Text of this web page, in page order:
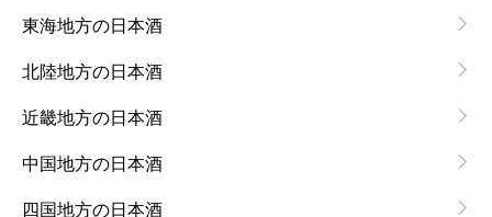
東海地方の日本酒
北陸地方の日本酒
近畿地方の日本酒
中国地方の日本酒
四国地方の日本酒